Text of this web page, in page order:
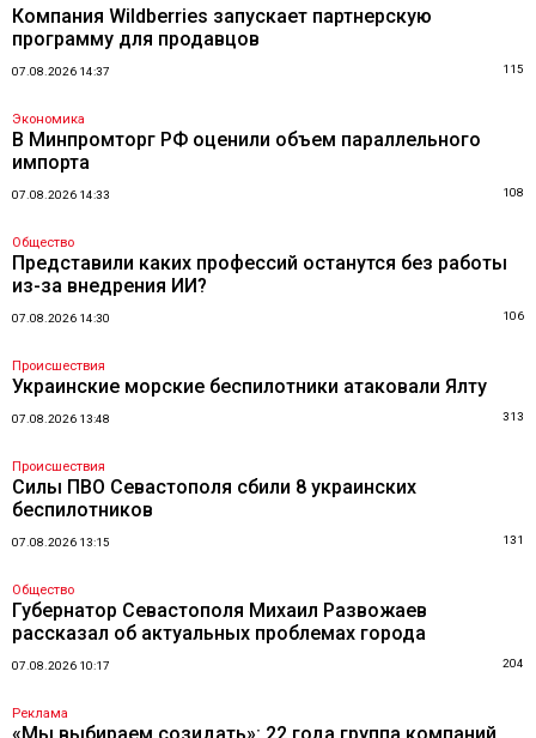
Компания Wildberries запускает партнерскую
программу для продавцов
07.08.2026 14:37 115
Экономика
В Минпромторг РФ оценили объем параллельного
импорта
07.08.2026 14:33 108
Общество
Представили каких профессий останутся без работы
из-за внедрения ИИ?
07.08.2026 14:30 106
Происшествия
Украинские морские беспилотники атаковали Ялту
07.08.2026 13:48 313
Происшествия
Силы ПВО Севастополя сбили 8 украинских
беспилотников
07.08.2026 13:15 131
Общество
Губернатор Севастополя Михаил Развожаев
рассказал об актуальных проблемах города
07.08.2026 10:17 204
Реклама